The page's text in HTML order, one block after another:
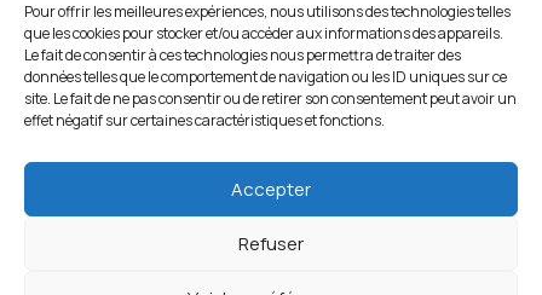
Pour offrir les meilleures expériences, nous utilisons des technologies telles
que les cookies pour stocker et/ou accéder aux informations des appareils.
Le fait de consentir à ces technologies nous permettra de traiter des
données telles que le comportement de navigation ou les ID uniques sur ce
site. Le fait de ne pas consentir ou de retirer son consentement peut avoir un
effet négatif sur certaines caractéristiques et fonctions.
Accepter
Refuser
Tarifs
Nos gestes climat
Contact